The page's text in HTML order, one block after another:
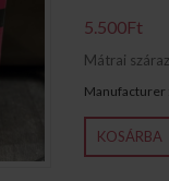
5.500Ft
Mátrai
Manufacturer
KOSÁRBA